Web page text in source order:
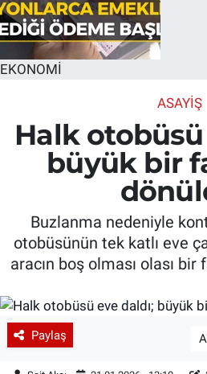
EKONOMİ
ASAYIŞ
Halk otobüsü
büyük bir
Buzlanma nedeniyle
otobüsünün tek katlı eve
aracın boş olması olası
Paylaş A